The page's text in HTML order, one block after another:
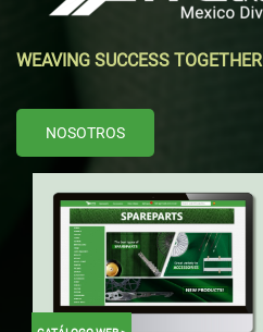
WEAVING SUCCESS TOGETHER
NOSOTROS